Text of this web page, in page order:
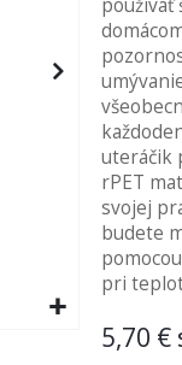
používať
uteráčik
rPET
svojej
budete
pri
5,70 €